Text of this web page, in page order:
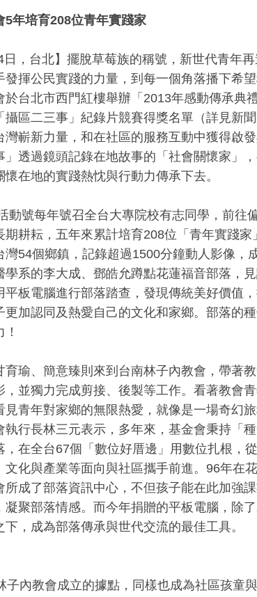
5年培育208位青年實踐家
日，台北】擺脫草莓族的稱號，新世代青年
發揮公民實踐的力量，到每一個角落播下希
於台北市西門紅樓舉辦「2013年感動傳承典
攝區二三事」紀錄片競賽得獎名單（詳見新
灣嶄新力量，和在社區的服務互動中獲得啟
」透過鏡頭記錄在地故事的「社會關懷家」
在地的實踐熱忱與行動力傳承下去。
活動號每年號召全台大專院校有志同學，前
期耕耘，五年來累計培育208位「青年實踐
灣54個鄉鎮，記錄超過1500分鐘動人影像，
學系的李大成、鄧皓允蹲點花蓮福音部落，
平板電腦進行部落踏查，發現傳統美好價值
更加認同及熱愛自己的文化和家鄉。部落的
育瑜、簡意臻則來到台南林子內教會，帶著
，並獨力完成剪接、後製等工作。看著教會
見青年對家鄉的無限熱愛，就像是一場奇幻旅
執行長林三元表示，多年來，基金會秉持「
，在全台67個「數位好厝邊」用數位扎根，
文化與產業等面向與社區攜手前進。96年在
所成了部落資訊中心，不但孩子能在此加強
凝聚部落情感。而今年捐贈的平板電腦，除
，成為部落傳承與世代交流的最佳工具。
子內教會成立的據點，同樣也成為社區孩童